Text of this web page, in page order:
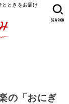
ときをお届け
SEARCH
の「おにぎ